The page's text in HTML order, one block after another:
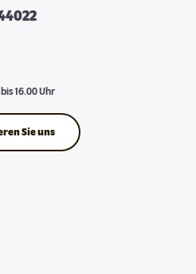
16.00 Uhr
Sie uns